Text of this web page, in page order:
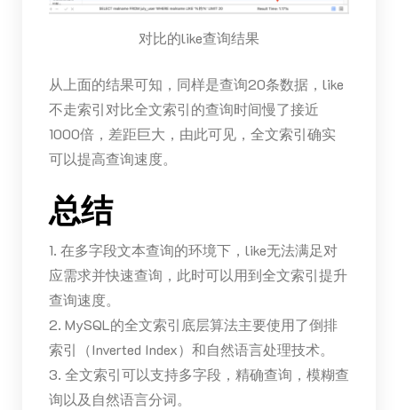
对比的like查询结果
从上面的结果可知，同样是查询20条数据，like
不走索引对比全文索引的查询时间慢了接近
1000倍，差距巨大，由此可见，全文索引确实
可以提高查询速度。
总结
1. 在多字段文本查询的环境下，like无法满足对
应需求并快速查询，此时可以用到全文索引提升
查询速度。
2. MySQL的全文索引底层算法主要使用了倒排
索引（Inverted Index）和自然语言处理技术。
3. 全文索引可以支持多字段，精确查询，模糊查
询以及自然语言分词。